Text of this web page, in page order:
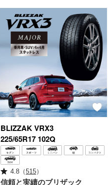
BLIZZAKVRX3
225/65R17 102Q
4.8（515）
信頼と実績のブリザック